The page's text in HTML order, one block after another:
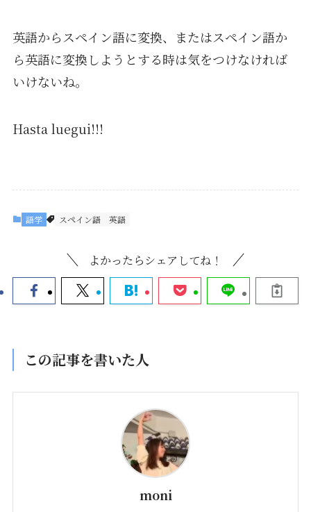
英語からスペイン語に変換、またはスペイン語か
ら英語に変換しようとする時は気をつけなければ
いけないね。
Hasta luegui!!!
語学 スペイン語 英語
よかったらシェアしてね！
この記事を書いた人
moni